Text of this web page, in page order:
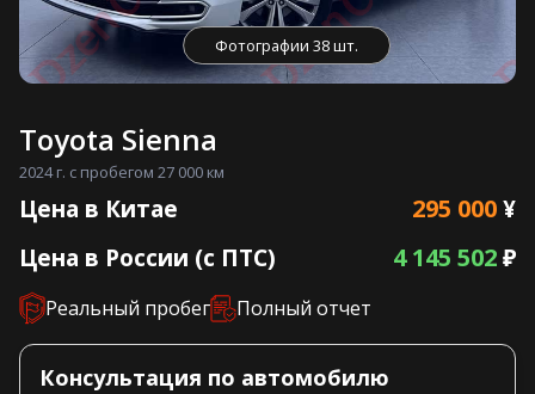
Фотографии 38 шт.
Toyota Sienna
2024 г. с пробегом 27 000 км
Цена в Китае 295 000¥
Цена в России (с ПТС)
4 145 502₽
Реальный пробег Полный отчет
Консультация по автомобилю